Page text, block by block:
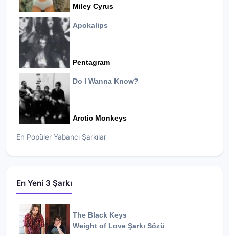
Miley Cyrus
Apokalips
Pentagram
Do I Wanna Know?
Arctic Monkeys
En Popüler Yabancı Şarkılar
En Yeni 3 Şarkı
The Black Keys
Weight of Love Şarkı Sözü